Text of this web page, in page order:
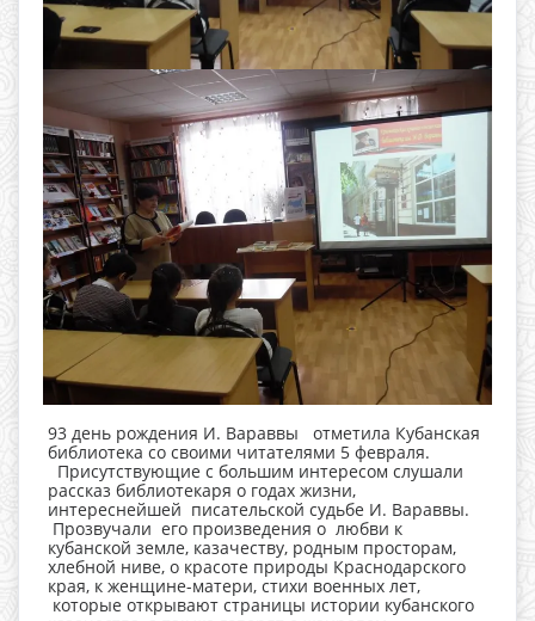
93 день рождения И. Вараввы отметила Кубанская
библиотека со своими читателями 5 февраля.
Присутствующие с большим интересом слушали
рассказ библиотекаря о годах жизни,
интереснейшей писательской судьбе И. Вараввы.
Прозвучали его произведения о любви к
кубанской земле, казачеству, родным просторам,
хлебной ниве, о красоте природы Краснодарского
края, к женщине-матери, стихи военных лет,
которые открывают страницы истории кубанского